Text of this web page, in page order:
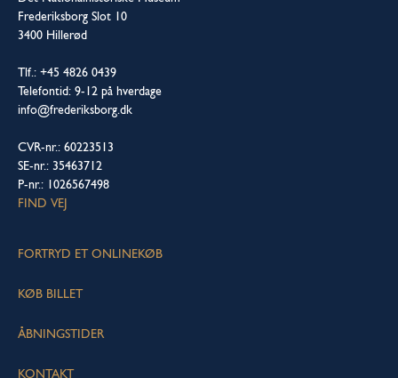
Frederiksborg Slot 10
3400 Hillerød
Tlf.: +45 4826 0439
Telefontid: 9-12 på hverdage
info@frederiksborg.dk
CVR-nr.: 60223513
SE-nr.: 35463712
P-nr.: 1026567498
FIND VEJ
FORTRYD ET ONLINEKØB
KØB BILLET
ÅBNINGSTIDER
KONTAKT